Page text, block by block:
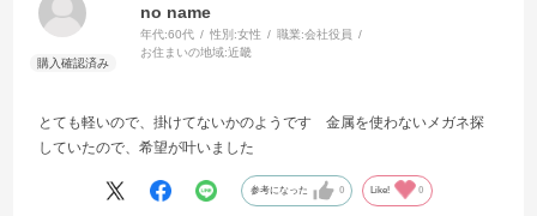
no name
年代:60代 性別:女性 職業:会社役員
お住まいの地域:近畿
とても軽いので、掛けてないかのようです 金属を使わないメガネ探
していたので、希望が叶いました
参考になった 0 Like! 0